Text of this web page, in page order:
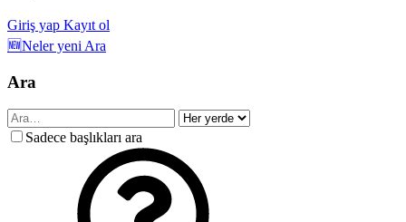
Giriş yap Kayıt ol
🆕Neler yeni Ara
Ara
Sadece başlıkları ara